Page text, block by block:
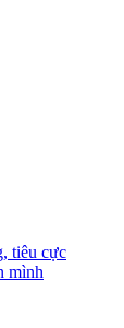
tiêu cực
mình